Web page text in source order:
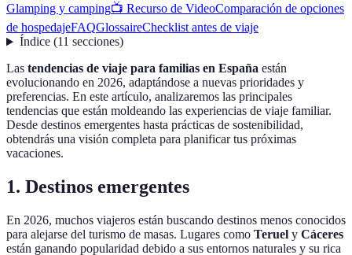
Glamping y camping📺 Recurso de VideoComparación de opciones
de hospedajeFAQGlossaireChecklist antes de viaje
Índice(11 secciones)
Las tendencias de viaje para familias en España están
evolucionando en 2026, adaptándose a nuevas prioridades y
preferencias. En este artículo, analizaremos las principales
tendencias que están moldeando las experiencias de viaje familiar.
Desde destinos emergentes hasta prácticas de sostenibilidad,
obtendrás una visión completa para planificar tus próximas
vacaciones.
1. Destinos emergentes
En 2026, muchos viajeros están buscando destinos menos conocidos
para alejarse del turismo de masas. Lugares como Teruel y Cáceres
están ganando popularidad debido a sus entornos naturales y su rica